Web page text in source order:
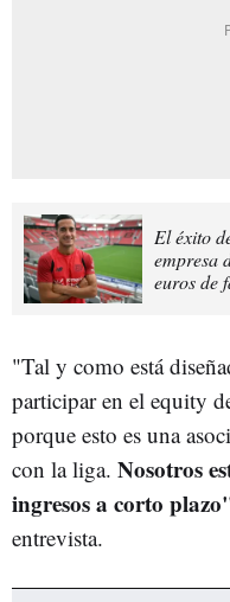
El éxito
empresa
euros de
"Tal y como está
participar en el equity
porque esto es una
con la liga. Nosotros
ingresos a corto
entrevista.